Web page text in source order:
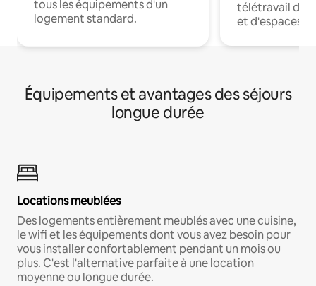
tous les équipements d'un
logement standard.
télétravail
et d'espaces
Équipements et avantages des séjours
longue durée
Locations meublées
Des logements entièrement meublés avec une cuisine,
le wifi et les équipements dont vous avez besoin pour
vous installer confortablement pendant un mois ou
plus. C'est l'alternative parfaite à une location
moyenne ou longue durée.